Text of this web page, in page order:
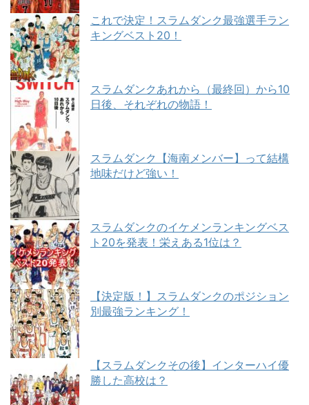
これで決定！スラムダンク最強選手ラン
キングベスト20！
スラムダンクあれから（最終回）から10
日後、それぞれの物語！
スラムダンク【海南メンバー】って結構
地味だけど強い！
スラムダンクのイケメンランキングベス
ト20を発表！栄えある1位は？
【決定版！】スラムダンクのポジション
別最強ランキング！
【スラムダンクその後】インターハイ優
勝した高校は？